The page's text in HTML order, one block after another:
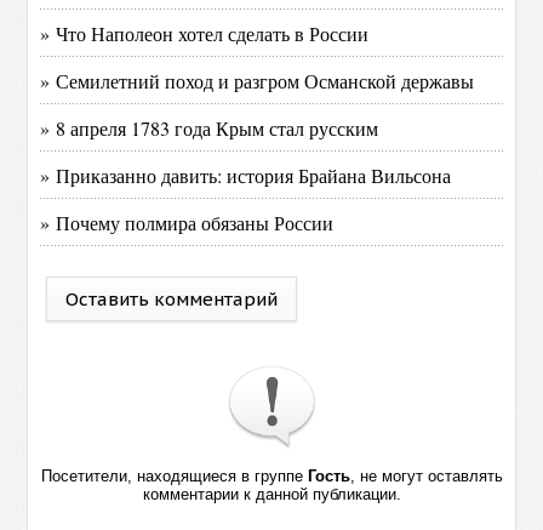
» Что Наполеон хотел сделать в России
» Семилетний поход и разгром Османской державы
» 8 апреля 1783 года Крым стал русским
» Приказанно давить: история Брайана Вильсона
» Почему полмира обязаны России
Оставить комментарий
Посетители, находящиеся в группе Гость, не могут оставлять
комментарии к данной публикации.